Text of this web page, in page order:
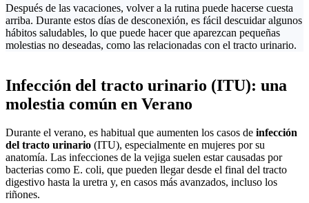
Después de las vacaciones, volver a la rutina puede hacerse cuesta
arriba. Durante estos días de desconexión, es fácil descuidar algunos
hábitos saludables, lo que puede hacer que aparezcan pequeñas
molestias no deseadas, como las relacionadas con el tracto urinario.
Infección del tracto urinario (ITU): una
molestia común en Verano
Durante el verano, es habitual que aumenten los casos de infección
del tracto urinario (ITU), especialmente en mujeres por su
anatomía. Las infecciones de la vejiga suelen estar causadas por
bacterias como E. coli, que pueden llegar desde el final del tracto
digestivo hasta la uretra y, en casos más avanzados, incluso los
riñones.